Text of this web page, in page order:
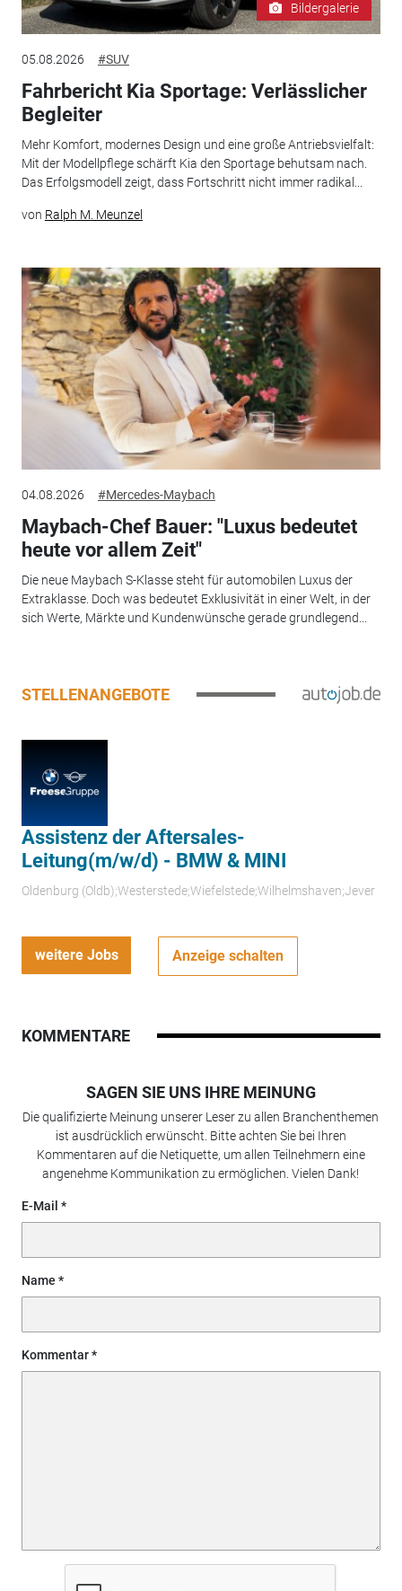
Bildergalerie
05.08.2026 #SUV
Fahrbericht Kia Sportage: Verlässlicher
Begleiter
Mehr Komfort, modernes Design und eine große Antriebsvielfalt:
Mit der Modellpflege schärft Kia den Sportage behutsam nach.
Das Erfolgsmodell zeigt, dass Fortschritt nicht immer radikal...
von Ralph M. Meunzel
04.08.2026 #Mercedes-Maybach
Maybach-Chef Bauer: "Luxus bedeutet
heute vor allem Zeit"
Die neue Maybach S-Klasse steht für automobilen Luxus der
Extraklasse. Doch was bedeutet Exklusivität in einer Welt, in der
sich Werte, Märkte und Kundenwünsche gerade grundlegend...
STELLENANGEBOTE
Assistenz der Aftersales-
Leitung(m/w/d) - BMW & MINI
Oldenburg (Oldb);Westerstede;Wiefelstede;Wilhelmshaven;Jever
weitere Jobs Anzeige schalten
KOMMENTARE
SAGEN SIE UNS IHRE MEINUNG
Die qualifizierte Meinung unserer Leser zu allen Branchenthemen
ist ausdrücklich erwünscht. Bitte achten Sie bei Ihren
Kommentaren auf die Netiquette, um allen Teilnehmern eine
angenehme Kommunikation zu ermöglichen. Vielen Dank!
E-Mail
Name
Kommentar